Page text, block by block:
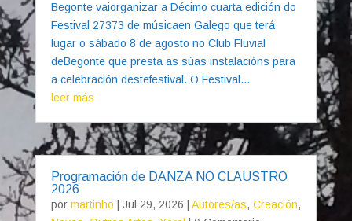
Begonte vaiorganizar a Décimo cuarta edición do
Festival 27373 de músicaen Galego que terá
lugar o sábado 8 de agosto no Club Fluvial
deBegonte que presta as súas instalacións para
a celebración destefestival. O Festival...
leer más
Programación de DANZA NO CLAUSTRO
2026
por martinho Jul 29, 2026 Autores/as, Creación,